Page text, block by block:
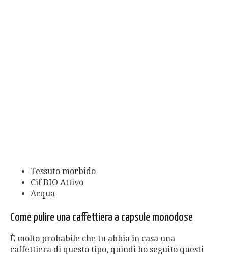
Tessuto morbido
Cif BIO Attivo
Acqua
Come pulire una caffettiera a capsule monodose
È molto probabile che tu abbia in casa una
caffettiera di questo tipo, quindi ho seguito questi